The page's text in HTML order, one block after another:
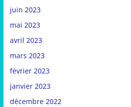
juin 2023
mai 2023
avril 2023
mars 2023
février 2023
janvier 2023
décembre 2022